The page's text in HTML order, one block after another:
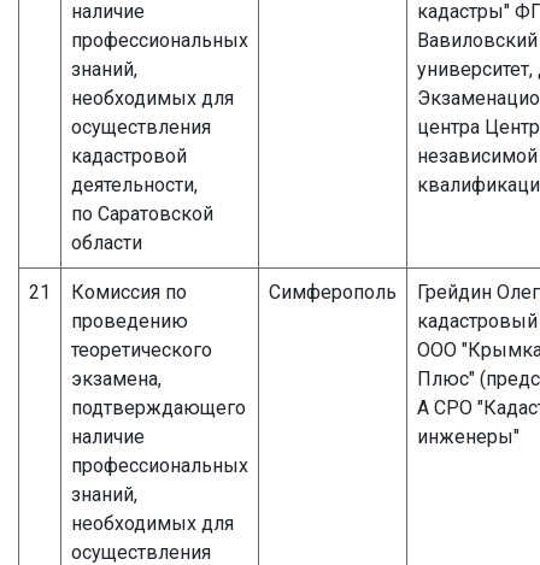
наличие
профессиональных
знаний,
необходимых для
осуществления
кадастровой
деятельности,
по Саратовской
области
кадастры"
Вавиловский
центра
21
Комиссия по
проведению
теоретического
экзамена,
подтверждающего
наличие
профессиональных
знаний,
необходимых для
осуществления
Симферополь
Грейдин
ООО
Плюс"
А СРО
инженеры"